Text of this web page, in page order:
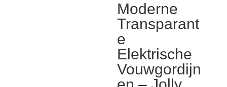
Moderne
Transparant
e
Elektrische
Vouwgordijn